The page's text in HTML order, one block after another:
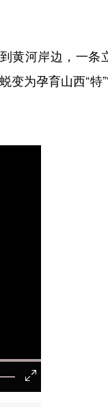
黄河岸边，一条
为孕育山西“特